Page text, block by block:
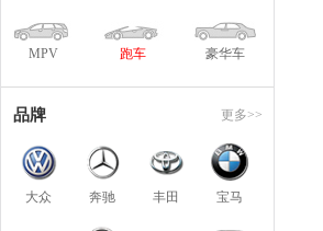
MPV 跑车 豪华车
品牌 更多>>
大众 奔驰 丰田 宝马